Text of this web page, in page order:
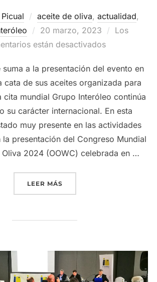
aceite de oliva, actualidad,
Publicado
el
20 marzo, 2023
Los
están desactivados
suma a la presentación del evento en
cata de sus aceites organizada para
cita mundial Grupo Interóleo continúa
su carácter internacional. En esta
muy presente en las actividades
la presentación del Congreso Mundial
2024 (OOWC) celebrada en …
LEER MÁS«GRUPO INTERÓLEO